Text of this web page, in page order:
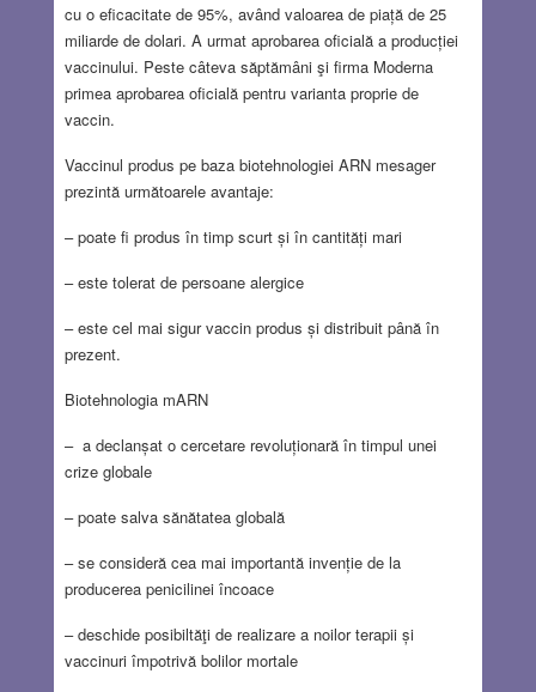
cu o eficacitate de 95%, având valoarea de piață de 25
miliarde de dolari. A urmat aprobarea oficială a producției
vaccinului. Peste câteva săptămâni şi firma Moderna
primea aprobarea oficială pentru varianta proprie de
vaccin.
Vaccinul produs pe baza biotehnologiei ARN mesager
prezintă următoarele avantaje:
– poate fi produs în timp scurt și în cantități mari
– este tolerat de persoane alergice
– este cel mai sigur vaccin produs și distribuit până în
prezent.
Biotehnologia mARN
– a declanșat o cercetare revoluționară în timpul unei
crize globale
– poate salva sănătatea globală
– se consideră cea mai importantă invenție de la
producerea penicilinei încoace
– deschide posibiltăţi de realizare a noilor terapii și
vaccinuri împotrivă bolilor mortale